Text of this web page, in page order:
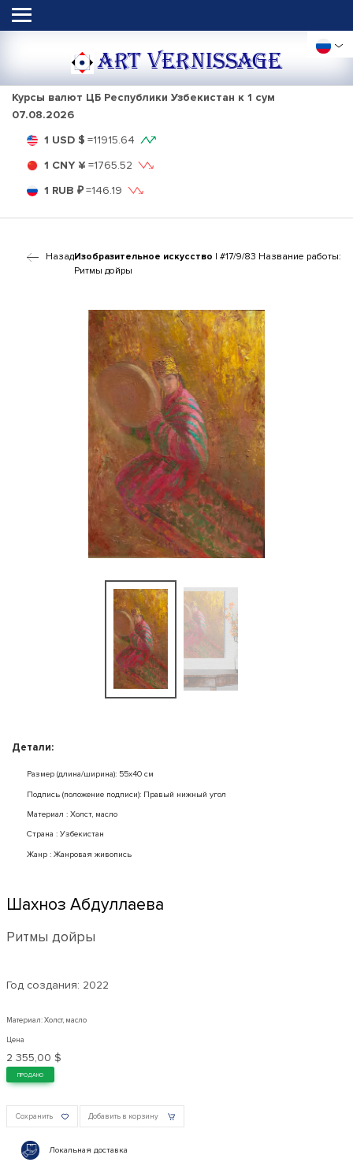
ART VERNISSAGE
Курсы валют ЦБ Республики Узбекистан к 1 сум
07.08.2026
1 USD $ =11915.64
1 CNY ¥ =1765.52
1 RUB ₽=146.19
НазадИзобразительное искусство | #17/9/83 Название работы:
Ритмы дойры
Детали:
Размер (длина/ширина): 55x40 см
Подпись (положение подписи): Правый нижный угол
Mатериал : Холст, масло
Страна : Узбекистан
Жанр : Жанровая живопись
Шахноз Абдуллаева
Ритмы дойры
Год создания: 2022
Материал: Холст, масло
Цена
2 355,00 $
ПРОДАНО
Сохранить Добавить в корзину
Локальная доставка